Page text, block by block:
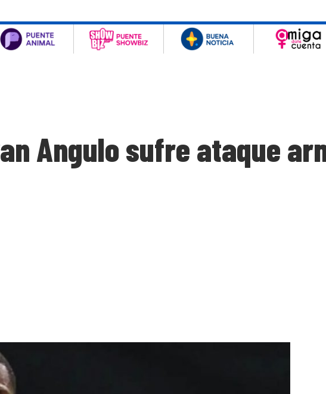
Angulo sufre ataque